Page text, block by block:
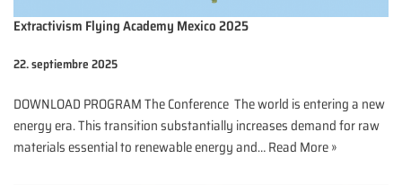
Extractivism Flying Academy Mexico 2025
22. septiembre 2025
DOWNLOAD PROGRAM The Conference The world is entering a new
energy era. This transition substantially increases demand for raw
materials essential to renewable energy and…Read More »